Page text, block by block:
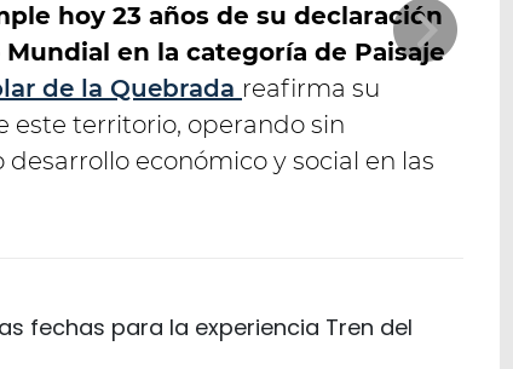
hoy 23 años de su declaración
en la categoría de Paisaje
de la Quebrada reafirma su
este territorio, operando sin
económico y social en las
fechas para la experiencia Tren del